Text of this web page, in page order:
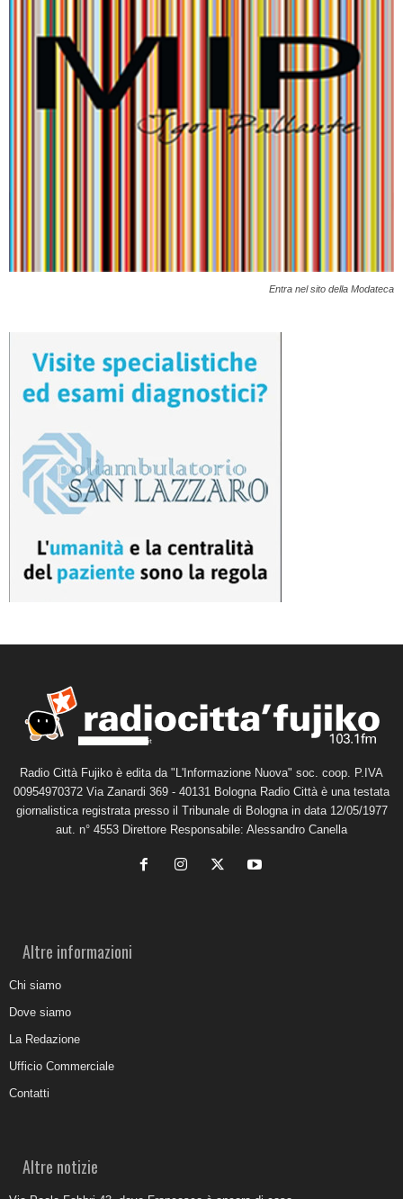
Entra nel sito della Modateca
Radio Città Fujiko è edita da "L'Informazione Nuova" soc. coop. P.IVA
00954970372 Via Zanardi 369 - 40131 Bologna Radio Città è una testata
giornalistica registrata presso il Tribunale di Bologna in data 12/05/1977
aut. n° 4553 Direttore Responsabile: Alessandro Canella
Altre informazioni
Chi siamo
Dove siamo
La Redazione
Ufficio Commerciale
Contatti
Altre notizie